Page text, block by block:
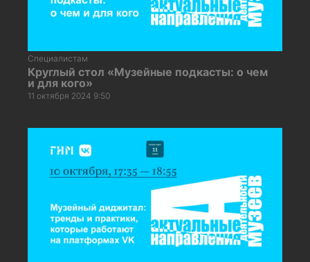
Специалистам
Круглый стол «Музейные подкасты: о чем
и для кого»
11 октября 2024 9:50